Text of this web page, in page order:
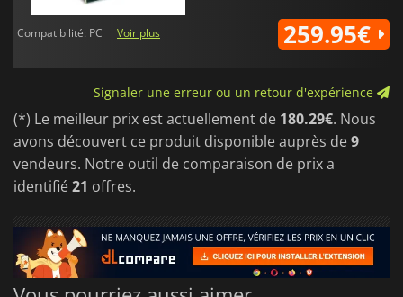
Compatibilité: PC Voir plus 259.95€
Signaler une erreur ou un retour d'expérience
(*) Le meilleur prix est actuellement de 180.29€. Nous
avons découvert ce produit disponible auprès de9
vendeurs. Notre outil de comparaison de prix a
identifié21 offres.